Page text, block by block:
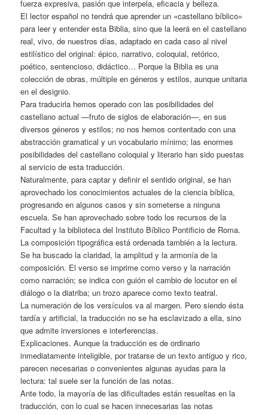
fuerza expresiva, pasión que interpela, eficacia y belleza.
El lector español no tendrá que aprender un «castellano bíblico»
para leer y entender esta Biblia, sino que la leerá en el castellano
real, vivo, de nuestros días, adaptado en cada caso al nivel
estilístico del original: épico, narrativo, coloquial, retórico,
poético, sentencioso, didáctico… Porque la Biblia es una
colección de obras, múltiple en géneros y estilos, aunque unitaria
en el designio.
Para traducirla hemos operado con las posibilidades del
castellano actual —fruto de siglos de elaboración—, en sus
diversos géneros y estilos; no nos hemos contentado con una
abstracción gramatical y un vocabulario mínimo; las enormes
posibilidades del castellano coloquial y literario han sido puestas
al servicio de esta traducción.
Naturalmente, para captar y definir el sentido original, se han
aprovechado los conocimientos actuales de la ciencia bíblica,
progresando en algunos casos y sin someterse a ninguna
escuela. Se han aprovechado sobre todo los recursos de la
Facultad y la biblioteca del Instituto Bíblico Pontificio de Roma.
La composición tipográfica está ordenada también a la lectura.
Se ha buscado la claridad, la amplitud y la armonía de la
composición. El verso se imprime como verso y la narración
como narración; se indica con guión el cambio de locutor en el
diálogo o la diatriba; un trozo aparece como texto teatral.
La numeración de los versículos va al margen. Pero siendo ésta
tardía y artificial, la traducción no se ha esclavizado a ella, sino
que admite inversiones e interferencias.
Explicaciones. Aunque la traducción es de ordinario
inmediatamente inteligible, por tratarse de un texto antiguo y rico,
parecen necesarias o convenientes algunas ayudas para la
lectura: tal suele ser la función de las notas.
Ante todo, la mayoría de las dificultades están resueltas en la
traducción, con lo cual se hacen innecesarias las notas